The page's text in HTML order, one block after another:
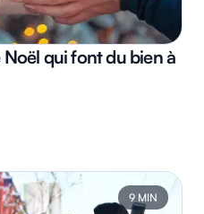
qui font du bien à
9 MIN